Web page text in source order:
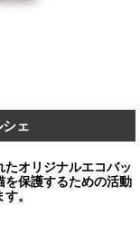
ェ
オリジナルエコバッ
を保護するための活動